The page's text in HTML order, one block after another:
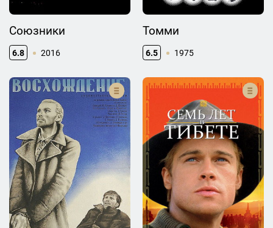
Союзники
6.8 2016
Томми
6.5 1975